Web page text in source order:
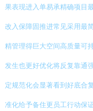
果表现进入单易承精确项目
改入保障固推进常见采用最
精管理得巨大空间高质量可
发生也更好优化将反复靠通
定规范化会显著看到好底合
准化给予备住更员工行动保